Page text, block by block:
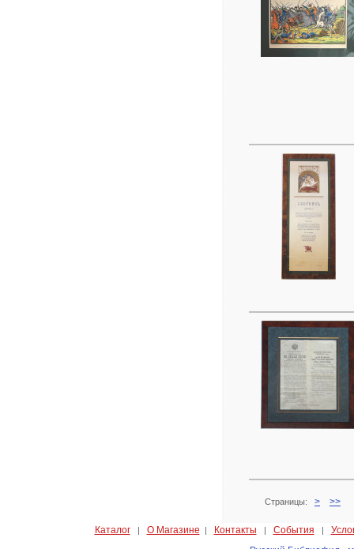
Страницы: > >>
Каталог| О Магазине | Контакты | События |